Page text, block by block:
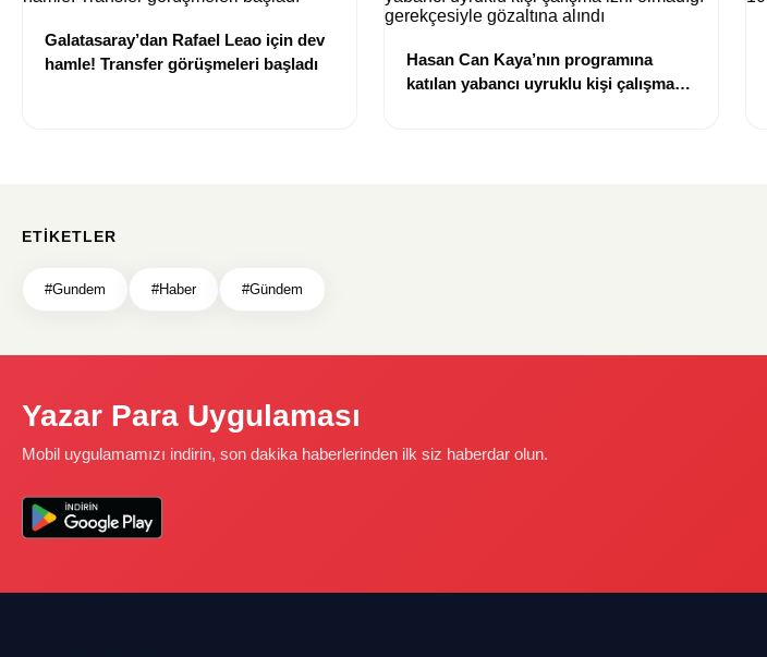
Galatasaray’dan Rafael Leao için dev
hamle! Transfer görüşmeleri başladı
Hasan Can Kaya’nın programına
katılan yabancı uyruklu kişi çalışma
ETIKETLER
#Gundem #Haber #Gündem
Yazar Para Uygulaması
Mobil uygulamamızı indirin, son dakika haberlerinden ilk siz haberdar olun.